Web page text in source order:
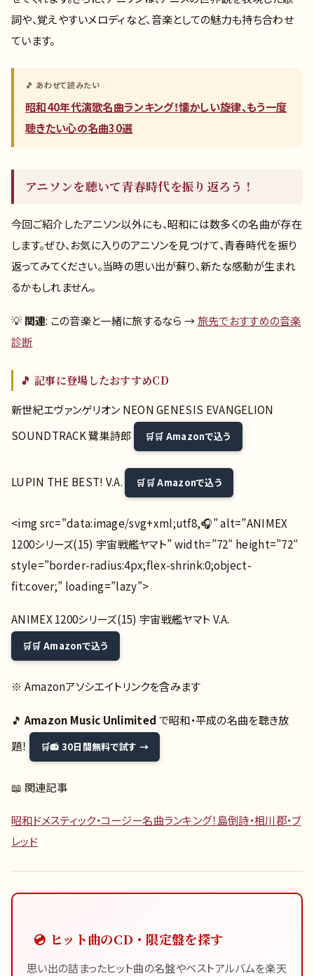
詞や、覚えやすいメロディなど、音楽としての魅力も持ち合わせ
ています。
🎵 あわせて読みたい
昭和40年代演歌名曲ランキング！懐かしい旋律、もう一度
聴きたい心の名曲30選
アニソンを聴いて青春時代を振り返ろう！
今回ご紹介したアニソン以外にも、昭和には数多くの名曲が存在
します。ぜひ、お気に入りのアニソンを見つけて、青春時代を振り
返ってみてください。当時の思い出が蘇り、新たな感動が生まれ
るかもしれません。
💡 関連: この音楽と一緒に旅するなら →旅先でおすすめの音楽
診断
🎵 記事に登場したおすすめCD
新世紀エヴァンゲリオン NEON GENESIS EVANGELION
SOUNDTRACK 鷺巣詩郎
🛒 Amazonで込う
LUPIN THE BEST! V.A. 🛒 Amazonで込う
<img src="data:image/svg+xml;utf8,🎧” alt=”ANIMEX
1200シリーズ(15) 宇宙戦艦ヤマト” width=”72″ height=”72″
style=”border-radius:4px;flex-shrink:0;object-
fit:cover;” loading=”lazy”>
ANIMEX 1200シリーズ(15) 宇宙戦艦ヤマト V.A.
🛒 Amazonで込う
※ Amazonアソシエイトリンクを含みます
🎵 Amazon Music Unlimited で昭和・平成の名曲を聴き放
題！
📻 30日間無料で試す →
📖 関連記事
昭和ドメスティック・コージー名曲ランキング！島倒詩・相川郡・ブ
レッド
💿 ヒット曲のCD・限定盤を探す
思い出の詰まったヒット曲の名盤やベストアルバムを楽天